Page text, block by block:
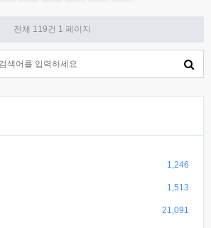
전체 119건 1 페이지
1,246
1,513
21,091